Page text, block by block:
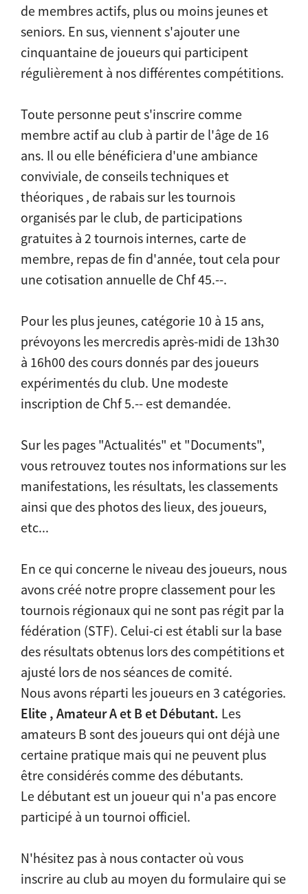
de membres actifs, plus ou moins jeunes et
seniors. En sus, viennent s'ajouter une
cinquantaine de joueurs qui participent
régulièrement à nos différentes compétitions.
Toute personne peut s'inscrire comme
membre actif au club à partir de l'âge de 16
ans. Il ou elle bénéficiera d'une ambiance
conviviale, de conseils techniques et
théoriques , de rabais sur les tournois
organisés par le club, de participations
gratuites à 2 tournois internes, carte de
membre, repas de fin d'année, tout cela pour
une cotisation annuelle de Chf 45.--.
Pour les plus jeunes, catégorie 10 à 15 ans,
prévoyons les mercredis après-midi de 13h30
à 16h00 des cours donnés par des joueurs
expérimentés du club. Une modeste
inscription de Chf 5.-- est demandée.
Sur les pages "Actualités" et "Documents",
vous retrouvez toutes nos informations sur les
manifestations, les résultats, les classements
ainsi que des photos des lieux, des joueurs,
etc...
En ce qui concerne le niveau des joueurs, nous
avons créé notre propre classement pour les
tournois régionaux qui ne sont pas régit par la
fédération (STF). Celui-ci est établi sur la base
des résultats obtenus lors des compétitions et
ajusté lors de nos séances de comité.
Nous avons réparti les joueurs en 3 catégories.
Elite , Amateur A et B et Débutant. Les
amateurs B sont des joueurs qui ont déjà une
certaine pratique mais qui ne peuvent plus
être considérés comme des débutants.
Le débutant est un joueur qui n'a pas encore
participé à un tournoi officiel.
N'hésitez pas à nous contacter où vous
inscrire au club au moyen du formulaire qui se